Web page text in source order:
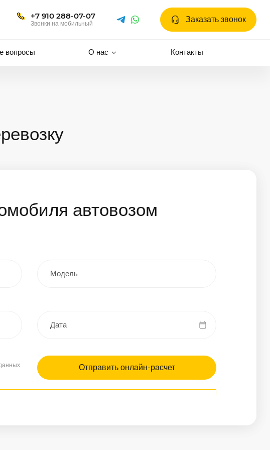
+7 910 288-07-07
Звонки на мобильный Заказать звонок
вопросы О нас Контакты
автовозом